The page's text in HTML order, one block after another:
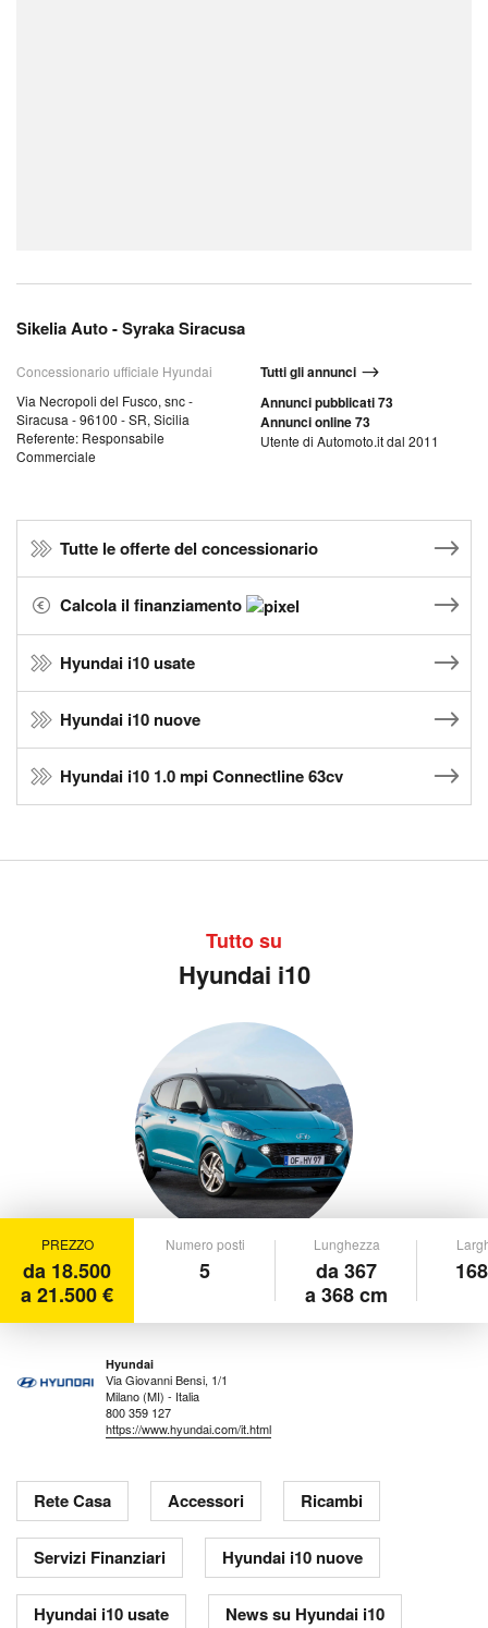
Sikelia Auto - Syraka Siracusa
Concessionario ufficiale Hyundai
Via Necropoli del Fusco, snc -
Siracusa - 96100 - SR, Sicilia
Referente: Responsabile
Commerciale
Tutti gli annunci
Annunci pubblicati 73
Annunci online 73
Utente di Automoto.it dal 2011
Tutte le offerte del concessionario
Calcola il finanziamento
Hyundai i10 usate
Hyundai i10 nuove
Hyundai i10 1.0 mpi Connectline 63cv
Tutto su
Hyundai i10
PREZZO
da 18.500
a 21.500 €
Numero posti
5
Lunghezza
da 367
a 368 cm
Hyundai
Via Giovanni Bensi, 1/1
Milano (MI) - Italia
800 359 127
https://www.hyundai.com/it.html
Rete Casa Accessori Ricambi
Servizi Finanziari Hyundai i10 nuove
Hyundai i10 usate News su Hyundai i10